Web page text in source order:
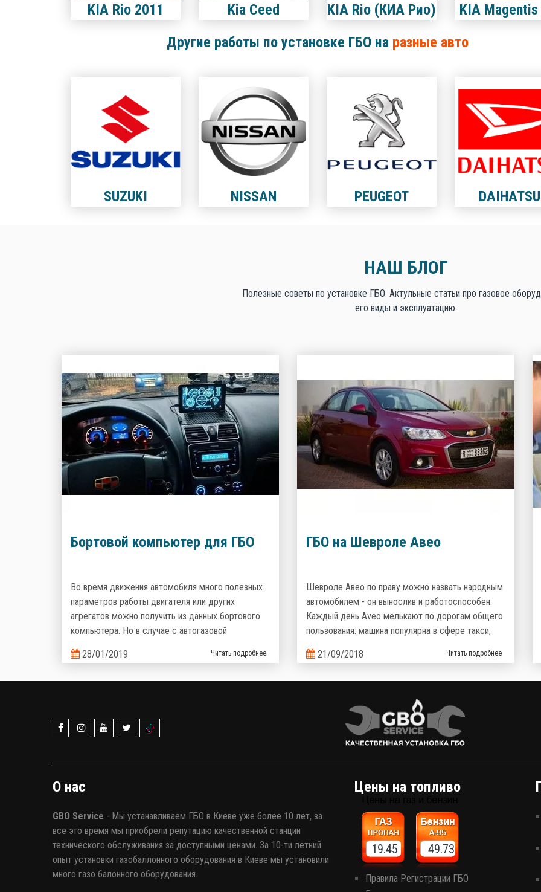
KIA Rio 2011 Kia Ceed KIA Rio (КИА Рио)
KIA
Другие работы по установке ГБО на разные авто
SUZUKI NISSAN PEUGEOT DAIHATSU
НАШ БЛОГ
Полезные советы по установке ГБО. Актульные статьи про газовое
его виды и эксплуатацию.
Бортовой компьютер для ГБО
Во время движения автомобиля много полезных
параметров работы двигателя или других
агрегатов можно получить из данных бортового
компьютера. Но в случае с автогазовой
информацию о работе автогазовой системы.
28/01/2019 Читать подробнее
ГБО на Шевроле Авео
Шевроле Авео по праву можно назвать народным
автомобилем - он вынослив и работоспособен.
Каждый день Aveo мелькают по дорогам общего
пользования: машина популярна в сфере такси,
семейный надежный и неприхотливый
комплект газобаллонного оборудования, которое
сэкономит кучу денег на топливе!
21/09/2018 Читать подробнее
О нас
GBO Service - Мы устанавливаем ГБО в Киеве уже более 10 лет, за
все это время мы приобрели репутацию качественной станции
технического обслуживания за доступными ценами. За 10-ти летний
опыт установки газобаллонного оборудования в Киеве мы установили
много газо балонного оборудования.
Цены на топливо
19.45 49.73
Правила Регистрации ГБО